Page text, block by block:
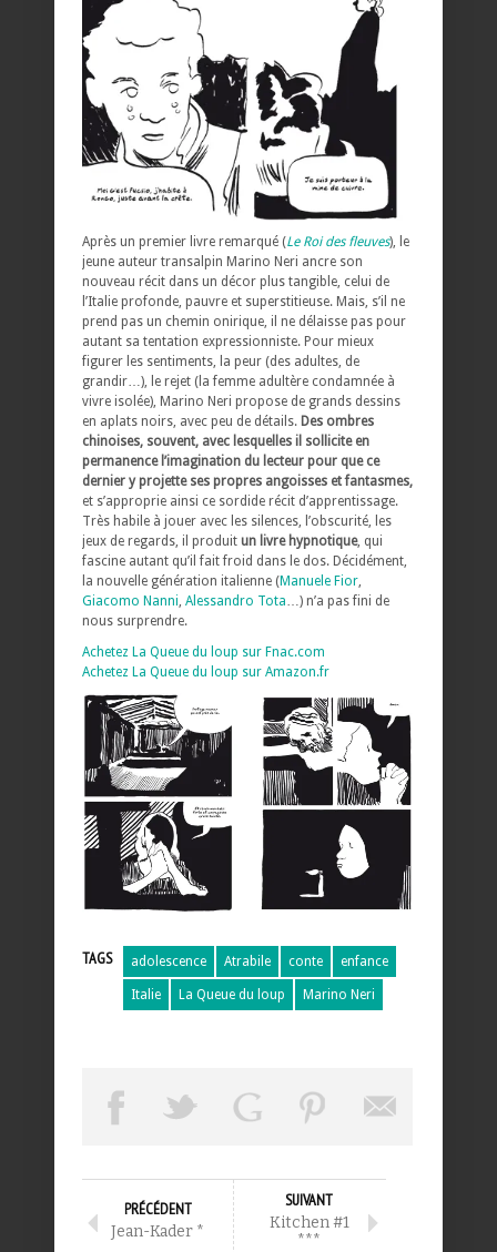
Après un premier livre remarqué (Le Roi des fleuves), le
jeune auteur transalpin Marino Neri ancre son
nouveau récit dans un décor plus tangible, celui de
l’Italie profonde, pauvre et superstitieuse. Mais, s’il ne
prend pas un chemin onirique, il ne délaisse pas pour
autant sa tentation expressionniste. Pour mieux
figurer les sentiments, la peur (des adultes, de
grandir…), le rejet (la femme adultère condamnée à
vivre isolée), Marino Neri propose de grands dessins
en aplats noirs, avec peu de détails. Des ombres
chinoises, souvent, avec lesquelles il sollicite en
permanence l’imagination du lecteur pour que ce
dernier y projette ses propres angoisses et fantasmes,
et s’approprie ainsi ce sordide récit d’apprentissage.
Très habile à jouer avec les silences, l’obscurité, les
jeux de regards, il produit un livre hypnotique, qui
fascine autant qu’il fait froid dans le dos. Décidément,
la nouvelle génération italienne (Manuele Fior
Giacomo Nanni Alessandro Tota …) n’a pas fini de
nous surprendre.
Achetez La Queue du loup sur Fnac.com
Achetez La Queue du loup sur Amazon.fr
TAGS adolescence Atrabile conte enfance
Italie La Queue du loup Marino Neri
PRÉCÉDENT
Jean-Kader *
SUIVANT
Kitchen #1
***